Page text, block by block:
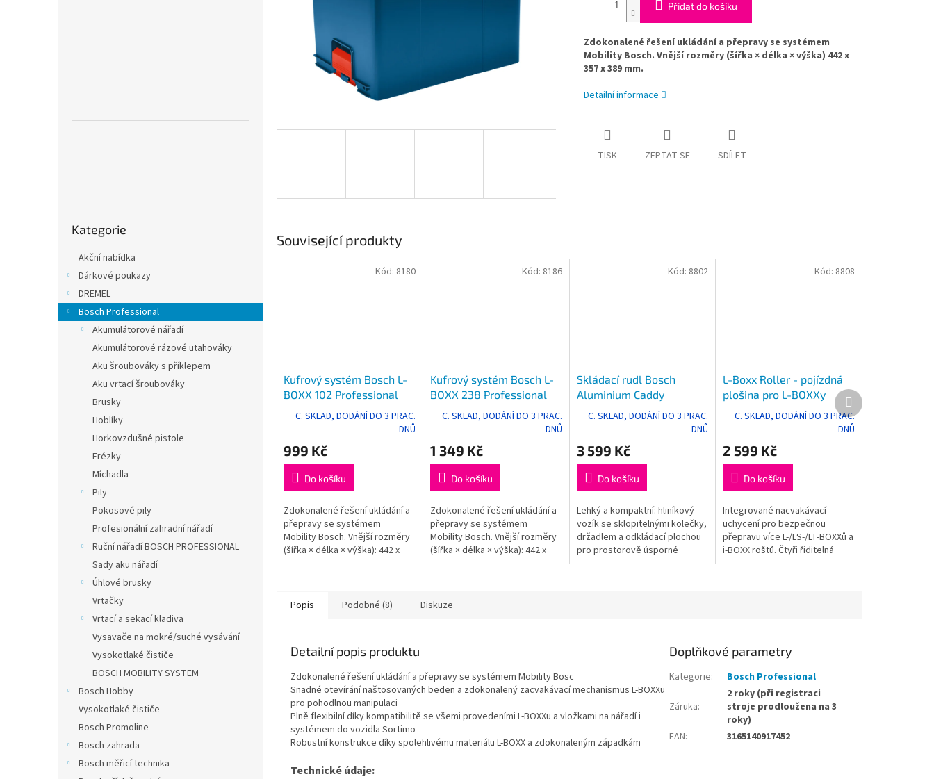
kategorie
Kategorie
Akční nabídka
Dárkové poukazy
DREMEL
Bosch Professional
Akumulátorové nářadí
Akumulátorové rázové utahováky
Aku šroubováky s příklepem
Aku vrtací šroubováky
Brusky
Hoblíky
Horkovzdušné pistole
Frézky
Míchadla
Pily
Pokosové pily
Profesionální zahradní nářadí
Ruční nářadí BOSCH PROFESSIONAL
Sady aku nářadí
Úhlové brusky
Vrtačky
Vrtací a sekací kladiva
Vysavače na mokré/suché vysávání
Vysokotlaké čističe
BOSCH MOBILITY SYSTEM
Bosch Hobby
Vysokotlaké čističe
Bosch Promoline
Bosch zahrada
Bosch měřicí technika
Přidat do košíku
Zdokonalené řešení ukládání a přepravy se systémem
Mobility Bosch. Vnější rozměry (šířka × délka × výška) 442 x
357 x 389 mm.
Detailní informace
TISK ZEPTAT SE SDÍLET
Související produkty
Kufrový systém Bosch L-
BOXX 102 Professional
C. SKLAD, DODÁNÍ DO 3 PRAC.
DNŮ
999 Kč
Do košíku
Zdokonalené řešení ukládání a
přepravy se systémem
Mobility Bosch. Vnější rozměry
(šířka × délka × výška): 442 x
Kód: 8180
Kufrový systém Bosch L-
BOXX 238 Professional
C. SKLAD, DODÁNÍ DO 3 PRAC.
DNŮ
1 349 Kč
Do košíku
Zdokonalené řešení ukládání a
přepravy se systémem
Mobility Bosch. Vnější rozměry
(šířka × délka × výška): 442 x
Kód: 8186
Skládací rudl Bosch
Aluminium Caddy
C. SKLAD, DODÁNÍ DO 3 PRAC.
DNŮ
3 599 Kč
Do košíku
Lehký a kompaktní: hliníkový
vozík se sklopitelnými kolečky,
držadlem a odkládací plochou
pro prostorově úsporné
Kód: 8802
L-Boxx Roller - pojízdná
plošina pro L-BOXXy
C. SKLAD, DODÁNÍ DO 3 PRAC.
DNŮ
2 599 Kč
Do košíku
Integrované nacvakávací
uchycení pro bezpečnou
přepravu více L-/LS-/LT-BOXXů a
i-BOXX roštů. Čtyři řiditelná
Kód: 8808
Další
produkt
Popis Podobné (8) Diskuze
Detailní popis produktu
Zdokonalené řešení ukládání a přepravy se systémem Mobility Bosc
Snadné otevírání naštosovaných beden a zdokonalený zacvakávací mechanismus L-BOXXu
pro pohodlnou manipulaci
Plně flexibilní díky kompatibilitě se všemi provedeními L-BOXXu a vložkami na nářadí i
systémem do vozidla Sortimo
Robustní konstrukce díky spolehlivému materiálu L-BOXX a zdokonaleným západkám
Technické údaje:
Doplňkové parametry
Kategorie: Bosch Professional
Záruka:
2 roky (při registraci
stroje prodloužena na 3
roky)
EAN: 3165140917452